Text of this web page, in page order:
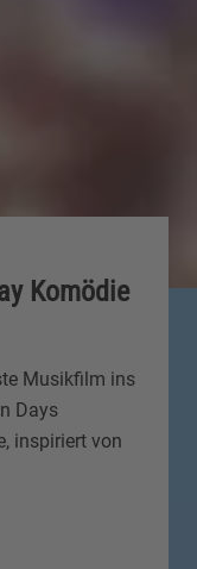
Komödie
Musikfilm ins
Days
inspiriert von